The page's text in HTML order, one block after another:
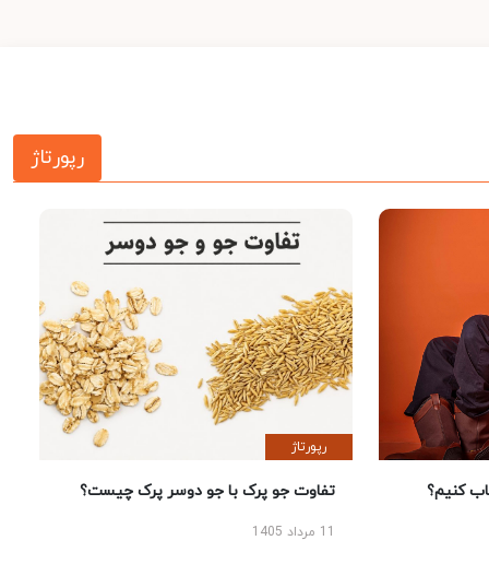
رپورتاژ
کنیم؟
رپورتاژ
تفاوت جو پرک با جو دوسر پرک چیست؟